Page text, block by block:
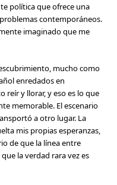
política que ofrece una
contemporáneos.
imaginado que me
mucho como
enredados en
reír y llorar, y eso es lo que
memorable. El escenario
a otro lugar. La
mis propias esperanzas,
de que la línea entre
la verdad rara vez es